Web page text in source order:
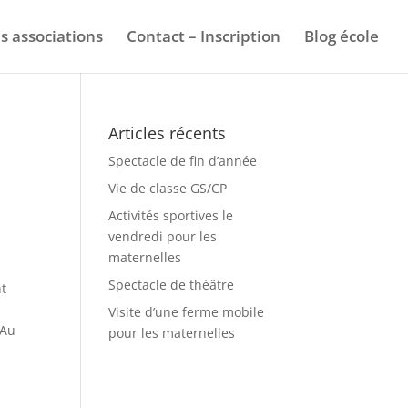
associations Contact – Inscription Blog école
Articles récents
Spectacle de fin d’année
Vie de classe GS/CP
Activités sportives le
vendredi pour les
maternelles
Spectacle de théâtre
Visite d’une ferme mobile
pour les maternelles